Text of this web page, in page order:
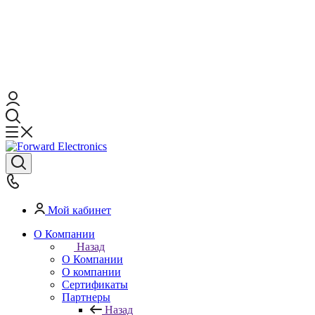
Мой кабинет
О Компании
Назад
О Компании
О компании
Сертификаты
Партнеры
Назад